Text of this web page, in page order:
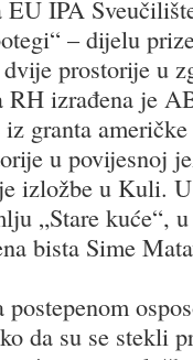
IPA
– dijelu
prostorije u
izrađena je
granta
u povijesnoj
izložbe u Kuli.
„Stare kuće“,
bista Sime
da su se stekli